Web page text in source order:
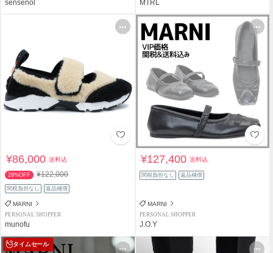
sensenol MTRL
¥86,000送料込
29%OFF ¥122,000
関税負担なし 返品補償
MARNI
PERSONAL SHOPPER
munofu
¥127,400送料込
関税負担なし 返品補償
MARNI
PERSONAL SHOPPER
J.O.Y
タイムセール